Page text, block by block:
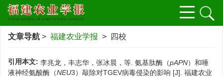
文章导航 > 福建农业学报 > 四校
引用本文: 李兆龙，丰志华，张冰晨，等. 氨基肽酶（pAPN）和唾
液神经氨酸酶（NEU3）敲除对TGEV病毒侵染的影响 [J]. 福建农业